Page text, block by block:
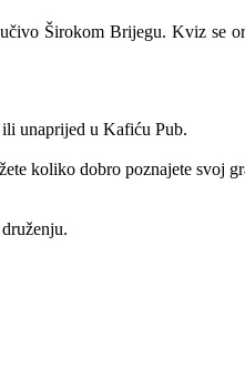
Širokom Brijegu. Kviz se
unaprijed u Kafiću Pub.
koliko dobro poznajete svoj